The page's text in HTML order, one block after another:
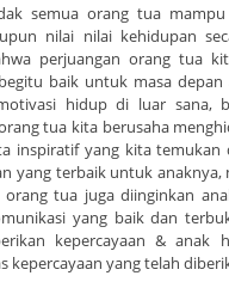
semua orang tua mampu
nilai nilai kehidupan
perjuangan orang tua
baik untuk masa depan
hidup di luar sana,
tua kita berusaha
inspiratif yang kita temukan
yang terbaik untuk anaknya,
tua juga diinginkan
yang baik dan
kepercayaan & anak
kepercayaan yang telah